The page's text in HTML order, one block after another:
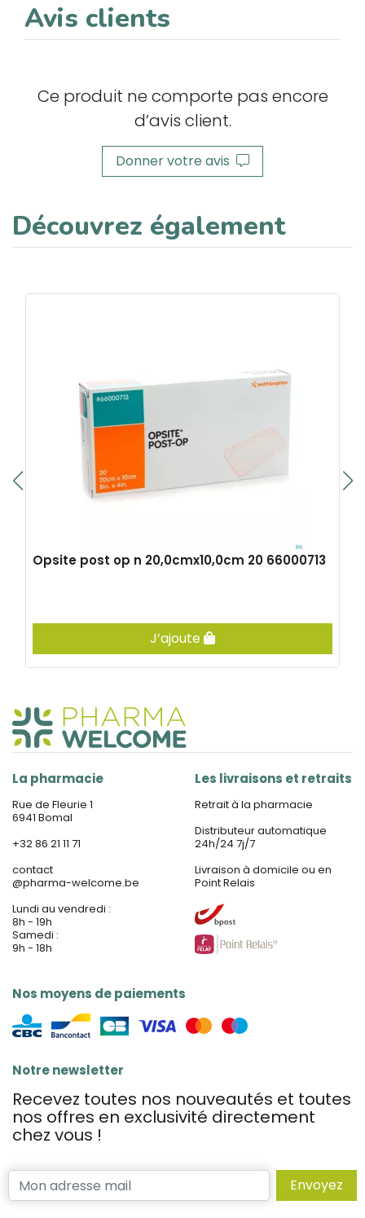
Avis clients
Ce produit ne comporte pas encore
d’avis client.
Donner votre avis
Découvrez également
Opsite post op n 20,0cmx10,0cm 20 66000713
J’ajoute
La pharmacie
Rue de Fleurie 1
6941 Bomal
+32 86 21 11 71
contact
@pharma-welcome.be
Lundi au vendredi :
8h - 19h
Samedi :
9h - 18h
Nos moyens de paiements
Les livraisons et retraits
Retrait à la pharmacie
Distributeur automatique
24h/24 7j/7
Livraison à domicile ou en
Point Relais
Notre newsletter
Recevez toutes nos nouveautés et toutes
nos offres en exclusivité directement
chez vous !
Envoyez